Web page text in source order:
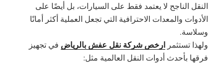
النقل الناجح لا يعتمد فقط على السيارات، بل أيضًا على
الأدوات والمعدات الاحترافية التي تجعل العملية أكثر أمانًا
وسلاسة.
ولهذا تستثمر ارخص شركة نقل عفش بالرياض في تجهيز
فرقها بأحدث أدوات النقل العالمية مثل: